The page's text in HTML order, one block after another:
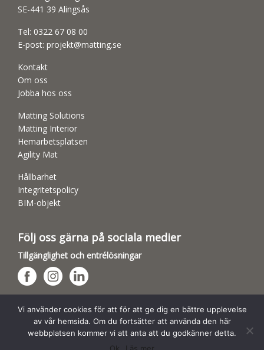
SE-441 39 Alingsås
Tel: 0322 67 08 00
E-post: projekt@matting.se
Kontakt
Om oss
Jobba hos oss
Matting Solutions
Matting Interior
Hemarbetsplatsen
Agility Mat
Hållbarhet
Integritetspolicy
BIM-objekt
Följ oss gärna på sociala medier
Tillgänglighet och entrélösningar
Hundsporthallar
Vi använder cookies för att för att ge dig en bättre upplevelse
av vår hemsida. Om du fortsätter att använda den här
webbplatsen kommer vi att anta att du godkänner detta.